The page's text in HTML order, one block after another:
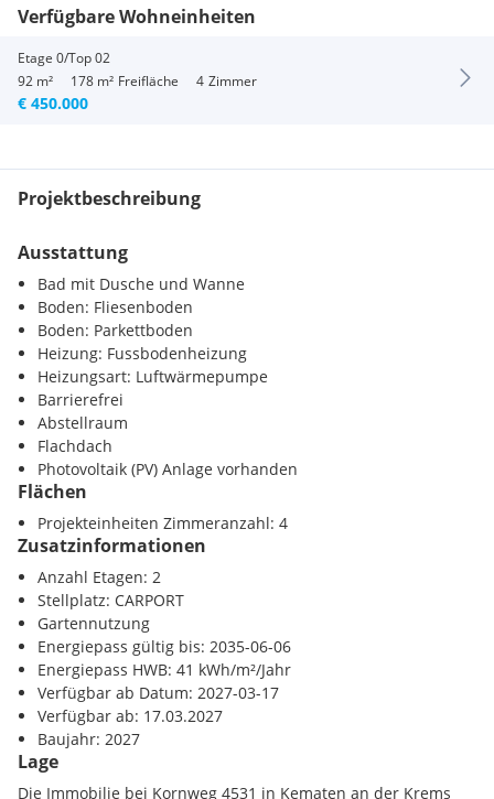
Verfügbare Wohneinheiten
Etage 0/Top 02
92 m²
178 m² Freifläche
€ 450.000
4 Zimmer
Projektbeschreibung
Ausstattung
Bad mit Dusche und Wanne
Boden: Fliesenboden
Boden: Parkettboden
Heizung: Fussbodenheizung
Heizungsart: Luftwärmepumpe
Barrierefrei
Abstellraum
Flachdach
Photovoltaik (PV) Anlage vorhanden
Flächen
Projekteinheiten Zimmeranzahl: 4
Zusatzinformationen
Anzahl Etagen: 2
Stellplatz: CARPORT
Gartennutzung
Energiepass gültig bis: 2035-06-06
Energiepass HWB: 41 kWh/m²/Jahr
Verfügbar ab Datum: 2027-03-17
Verfügbar ab: 17.03.2027
Baujahr: 2027
Lage
Die Immobilie bei Kornweg 4531 in Kematen an der Krems